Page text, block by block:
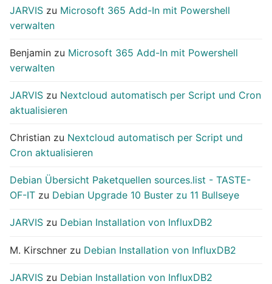
JARVIS zu Microsoft 365 Add-In mit Powershell
verwalten
Benjamin zu Microsoft 365 Add-In mit Powershell
verwalten
JARVIS zu Nextcloud automatisch per Script und Cron
aktualisieren
Christian zu Nextcloud automatisch per Script und
Cron aktualisieren
Debian Übersicht Paketquellen sources.list - TASTE-
OF-IT zu Debian Upgrade 10 Buster zu 11 Bullseye
JARVIS zu Debian Installation von InfluxDB2
M. Kirschner zu Debian Installation von InfluxDB2
JARVIS zu Debian Installation von InfluxDB2